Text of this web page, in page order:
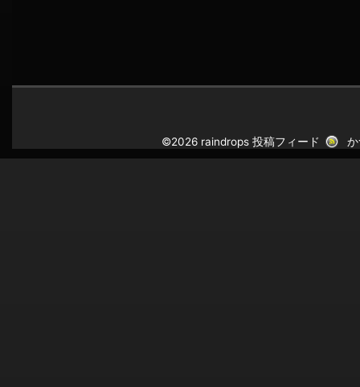
©2026 raindrops投稿フィード